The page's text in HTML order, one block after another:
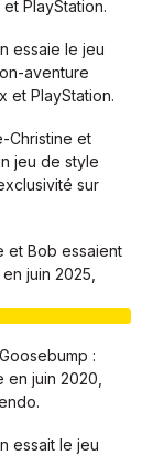
PlayStation.
essaie le jeu
aventure
et PlayStation.
Christine et
jeu de style
sur
et Bob essaient
juin 2025,
:
juin 2020,
essait le jeu